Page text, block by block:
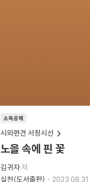
소득공제
시와편견 서정시선
노을 속에 핀 꽃
김귀자저
실천(도서출판)
2023.08.31.